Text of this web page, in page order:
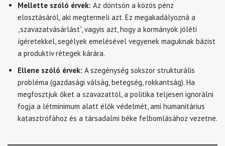
Mellette szóló érvek: Az döntsön a közös pénz
elosztásáról, aki megtermeli azt. Ez megakadályozná a
„szavazatvásárlást”, vagyis azt, hogy a kormányok jóléti
ígéretekkel, segélyek emelésével vegyenek maguknak bázist
a produktív rétegek kárára.
Ellene szóló érvek: A szegénység sokszor strukturális
probléma (gazdasági válság, betegség, rokkantság). Ha
megfosztjuk őket a szavazattól, a politika teljesen ignorálni
fogja a létminimum alatt élők védelmét, ami humanitárius
katasztrófához és a társadalmi béke felbomlásához vezetne.